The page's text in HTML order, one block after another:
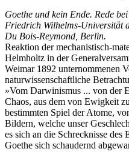
Goethe und kein Ende. Rede
Friedrich Wilhelms-Universität
Du Bois-Reymond, Berlin.
Reaktion der mechanistisch-
Helmholtz in der
Weimar 1892 unternommenen
naturwissenschaftliche
»Vom Darwinismus ... von der
Chaos, aus dem von Ewigkeit
bestimmten Spiel der Atome,
Bildern, welche unser
es sich an die Schrecknisse des
Goethe sich schaudernd